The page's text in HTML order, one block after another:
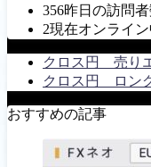
356昨日の訪問者
2現在オンライ
クロス円 売り
クロス円 ロン
おすすめの記事